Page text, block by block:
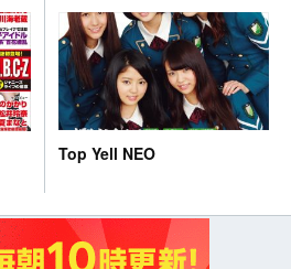
Top Yell NEO